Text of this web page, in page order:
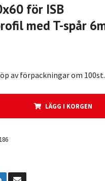
för ISB
med T-spår
av förpackningar om 100st.
LÄGG I KORGEN